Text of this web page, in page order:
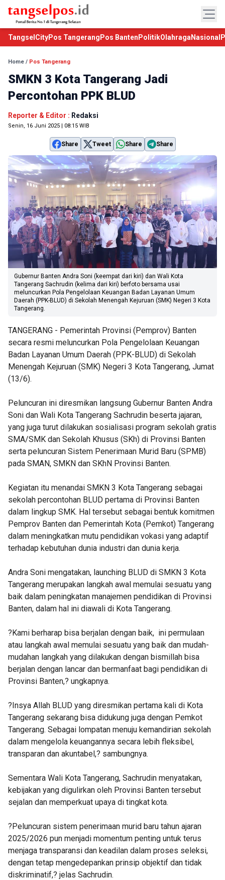
TangselCityPos Tangerang Pos Banten PolitikOlahraga Nasional
Home / Pos Tangerang
SMKN 3 Kota Tangerang Jadi
Percontohan PPK BLUD
Reporter & Editor : Redaksi
Senin, 16 Juni 2025 | 08:15 WIB
Share Tweet Share Share
Gubernur Banten Andra Soni (keempat dari kiri) dan Wali Kota
Tangerang Sachrudin (kelima dari kiri) berfoto bersama usai
meluncurkan Pola Pengelolaan Keuangan Badan Layanan Umum
Daerah (PPK-BLUD) di Sekolah Menengah Kejuruan (SMK) Negeri 3 Kota
Tangerang.
TANGERANG - Pemerintah Provinsi (Pemprov) Banten
secara resmi meluncurkan Pola Pengelolaan Keuangan
Badan Layanan Umum Daerah (PPK-BLUD) di Sekolah
Menengah Kejuruan (SMK) Negeri 3 Kota Tangerang, Jumat
(13/6).
Peluncuran ini diresmikan langsung Gubernur Banten Andra
Soni dan Wali Kota Tangerang Sachrudin beserta jajaran,
yang juga turut dilakukan sosialisasi program sekolah gratis
SMA/SMK dan Sekolah Khusus (SKh) di Provinsi Banten
serta peluncuran Sistem Penerimaan Murid Baru (SPMB)
pada SMAN, SMKN dan SKhN Provinsi Banten.
Kegiatan itu menandai SMKN 3 Kota Tangerang sebagai
sekolah percontohan BLUD pertama di Provinsi Banten
dalam lingkup SMK. Hal tersebut sebagai bentuk komitmen
Pemprov Banten dan Pemerintah Kota (Pemkot) Tangerang
dalam meningkatkan mutu pendidikan vokasi yang adaptif
terhadap kebutuhan dunia industri dan dunia kerja.
Andra Soni mengatakan, launching BLUD di SMKN 3 Kota
Tangerang merupakan langkah awal memulai sesuatu yang
baik dalam peningkatan manajemen pendidikan di Provinsi
Banten, dalam hal ini diawali di Kota Tangerang.
?Kami berharap bisa berjalan dengan baik, ini permulaan
atau langkah awal memulai sesuatu yang baik dan mudah-
mudahan langkah yang dilakukan dengan bismillah bisa
berjalan dengan lancar dan bermanfaat bagi pendidikan di
Provinsi Banten,? ungkapnya.
?Insya Allah BLUD yang diresmikan pertama kali di Kota
Tangerang sekarang bisa didukung juga dengan Pemkot
Tangerang. Sebagai lompatan menuju kemandirian sekolah
dalam mengelola keuangannya secara lebih fleksibel,
transparan dan akuntabel,? sambungnya.
Sementara Wali Kota Tangerang, Sachrudin menyatakan,
kebijakan yang digulirkan oleh Provinsi Banten tersebut
sejalan dan memperkuat upaya di tingkat kota.
?Peluncuran sistem penerimaan murid baru tahun ajaran
2025/2026 pun menjadi momentum penting untuk terus
menjaga transparansi dan keadilan dalam proses seleksi,
dengan tetap mengedepankan prinsip objektif dan tidak
diskriminatif,? jelas Sachrudin.